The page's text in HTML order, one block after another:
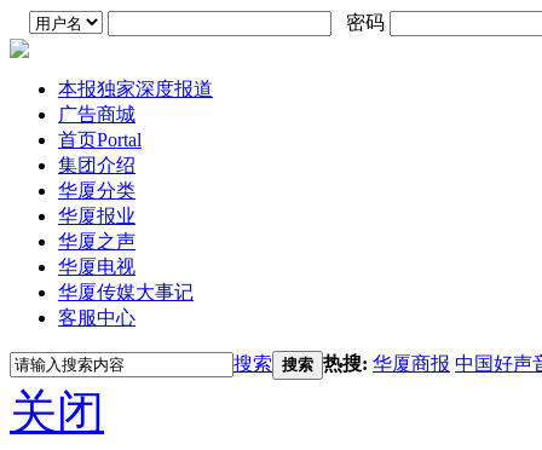
密码
本报独家深度报道
广告商城
首页Portal
集团介绍
华厦分类
华厦报业
华厦之声
华厦电视
华厦传媒大事记
客服中心
搜索 搜索 热搜: 华厦商报 中国好声
关闭